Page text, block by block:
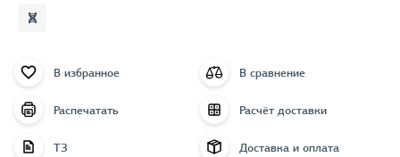
В избранное В сравнение
Распечатать Расчёт доставки
ТЗ Доставка и оплата